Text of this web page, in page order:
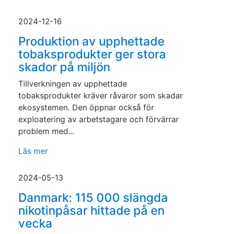
2024-12-16
Produktion av upphettade
tobaksprodukter ger stora
skador på miljön
Tillverkningen av upphettade
tobaksprodukter kräver råvaror som skadar
ekosystemen. Den öppnar också för
exploatering av arbetstagare och förvärrar
problem med...
Läs mer
2024-05-13
Danmark: 115 000 slängda
nikotinpåsar hittade på en
vecka